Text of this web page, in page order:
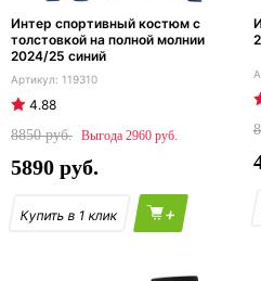
Интер спортивный костюм с
толстовкой на полной молнии
2024/25 синий
119310
4.88
8850
2960
5890
+